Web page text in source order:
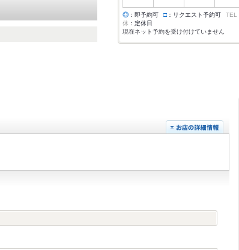
◎ ：即予約可 □ ：リクエスト予約可 TEL
休 ：定休日
現在ネット予約を受け付けていません